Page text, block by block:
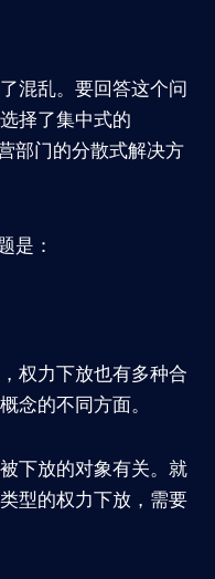
混乱。要回答这个问
择了集中式的
部门的分散式解决方
是：
权力下放也有多种合
念的不同方面。
下放的对象有关。就
型的权力下放，需要